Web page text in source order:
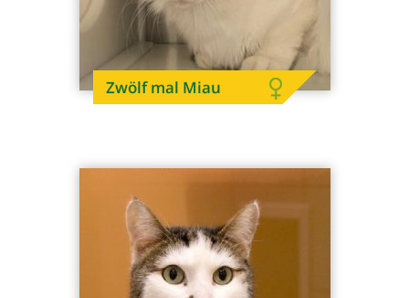
Zwölf mal Miau